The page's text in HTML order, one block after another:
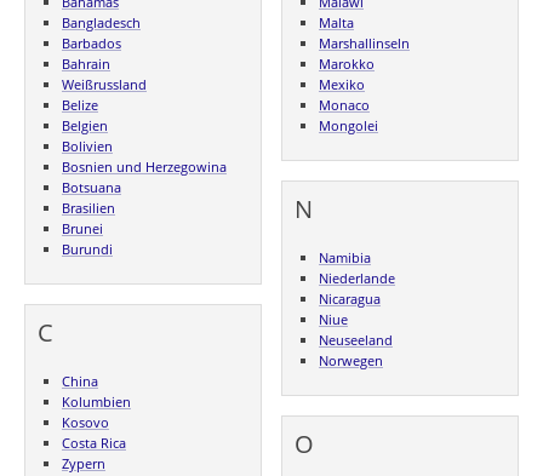
Bangladesch
Barbados
Bahrain
Weißrussland
Belize
Belgien
Bolivien
Bosnien und Herzegowina
Botsuana
Brasilien
Brunei
Burundi
C
China
Kolumbien
Kosovo
Costa Rica
Zypern
Malta
Marshallinseln
Marokko
Mexiko
Monaco
Mongolei
N
Namibia
Niederlande
Nicaragua
Niue
Neuseeland
Norwegen
O